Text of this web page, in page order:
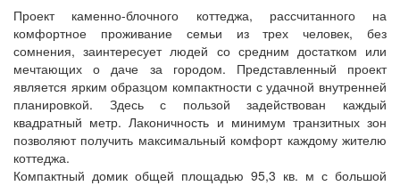
Проект каменно-блочного коттеджа, рассчитанного на
комфортное проживание семьи из трех человек, без
сомнения, заинтересует людей со средним достатком или
мечтающих о даче за городом. Представленный проект
является ярким образцом компактности с удачной внутренней
планировкой. Здесь с пользой задействован каждый
квадратный метр. Лаконичность и минимум транзитных зон
позволяют получить максимальный комфорт каждому жителю
коттеджа.
Компактный домик общей площадью 95,3 кв. м с большой